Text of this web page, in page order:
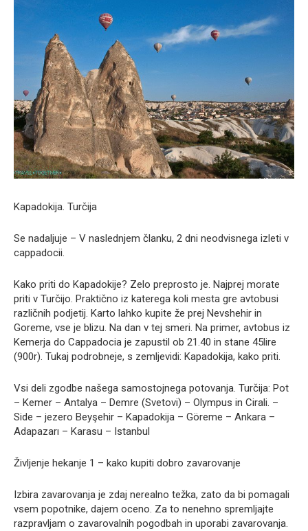
Kapadokija. Turčija
Se nadaljuje – V naslednjem članku, 2 dni neodvisnega izleti v
cappadocii.
Kako priti do Kapadokije? Zelo preprosto je. Najprej morate
priti v Turčijo. Praktično iz katerega koli mesta gre avtobusi
različnih podjetij. Karto lahko kupite že prej Nevshehir in
Goreme, vse je blizu. Na dan v tej smeri. Na primer, avtobus iz
Kemerja do Cappadocia je zapustil ob 21.40 in stane 45lire
(900r). Tukaj podrobneje, s zemljevidi: Kapadokija, kako priti.
Vsi deli zgodbe našega samostojnega potovanja. Turčija: Pot
– Kemer – Antalya – Demre (Svetovi) – Olympus in Cirali. –
Side – jezero Beyşehir – Kapadokija – Göreme – Ankara –
Adapazarı – Karasu – Istanbul
Življenje hekanje 1 – kako kupiti dobro zavarovanje
Izbira zavarovanja je zdaj nerealno težka, zato da bi pomagali
vsem popotnike, dajem oceno. Za to nenehno spremljajte
razpravljam o zavarovalnih pogodbah in uporabi zavarovanja.